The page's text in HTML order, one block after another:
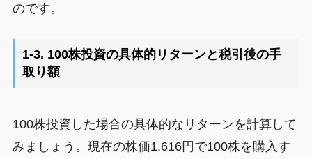
のです。
1-3. 100株投資の具体的リターンと税引後の手
取り額
100株投資した場合の具体的なリターンを計算して
みましょう。現在の株価1,616円で100株を購入す